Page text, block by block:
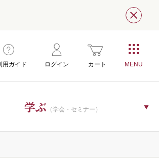
閉じ
用ガイド ログイン カート
学ぶ （学会・セミナー）